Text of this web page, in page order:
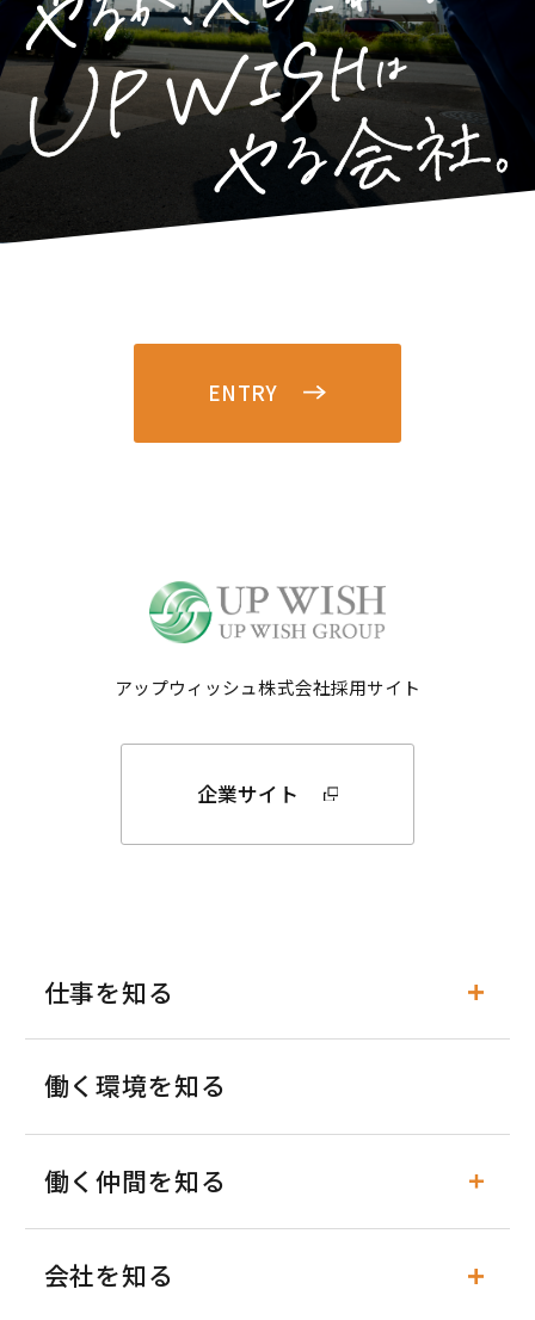
ENTRY
アップウィッシュ株式会社採用サイト
企業サイト
仕事を知る
働く環境を知る
働く仲間を知る
会社を知る